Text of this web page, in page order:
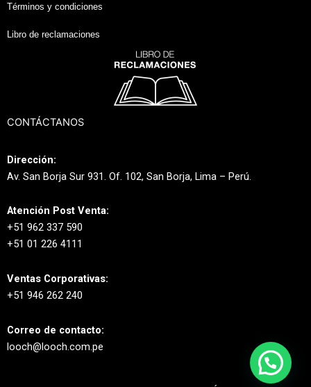
Términos y condiciones
Libro de reclamaciones
CONTÁCTANOS
Dirección:
Av. San Borja Sur 931. Of. 102, San Borja, Lima – Perú.
Atención Post Venta:
+51 962 337 590
+51 01 226 4111
Ventas Corporativas:
+51 946 262 240
Correo de contacto:
looch@looch.com.pe